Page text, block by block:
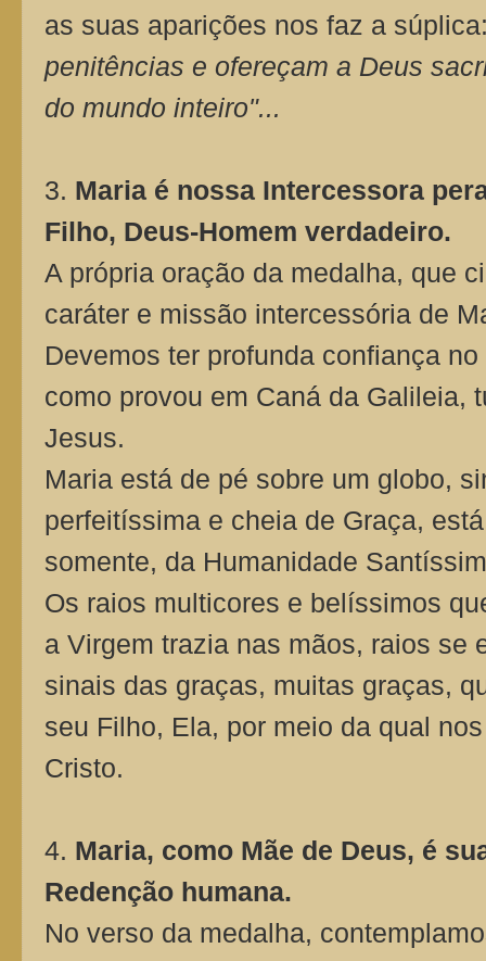
as suas aparições nos faz a
penitências e ofereçam a Deus
do mundo inteiro"...
3. Maria é nossa Intercessora
Filho, Deus-Homem verdadeiro.
A própria oração da medalha, que
caráter e missão intercessória de
Devemos ter profunda confiança
como provou em Caná da Galileia,
Jesus.
Maria está de pé sobre um globo,
perfeitíssima e cheia de Graça,
somente, da Humanidade
Os raios multicores e belíssimos
a Virgem trazia nas mãos, raios se
sinais das graças, muitas graças,
seu Filho, Ela, por meio da qual
Cristo.
4. Maria, como Mãe de Deus, é
Redenção humana.
No verso da medalha,